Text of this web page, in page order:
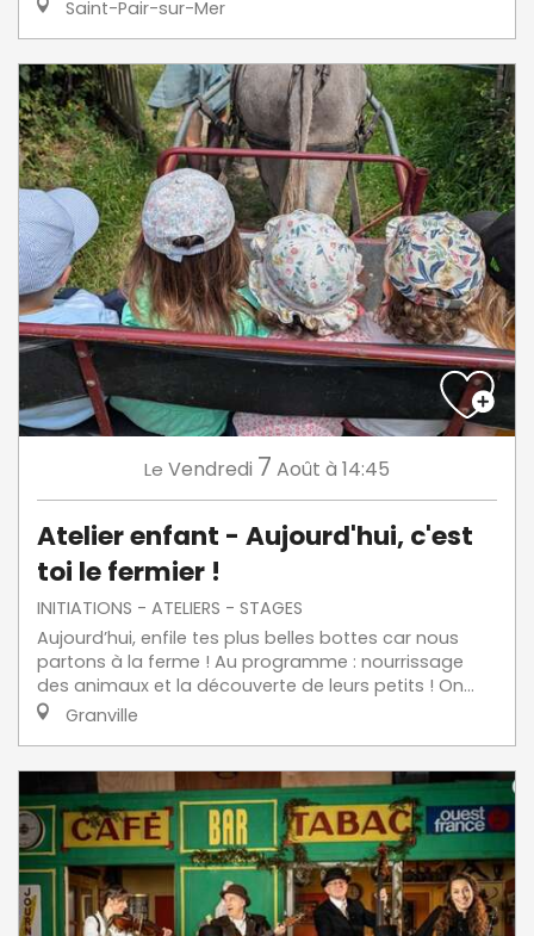
Saint-Pair-sur-Mer
Le Vendredi 7 Août à 14:45
Atelier enfant - Aujourd'hui, c'est
toi le fermier !
INITIATIONS - ATELIERS - STAGES
Aujourd’hui, enfile tes plus belles bottes car nous
partons à la ferme ! Au programme : nourrissage
des animaux et la découverte de leurs petits ! On...
Granville